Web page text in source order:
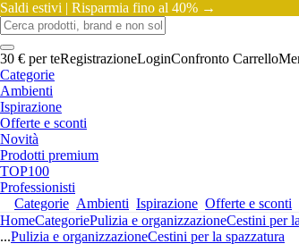
Saldi estivi | Risparmia fino al 40% →
30 € per teRegistrazioneLoginConfronto Carrello
Categorie
Ambienti
Ispirazione
Offerte e sconti
Novità
Prodotti premium
TOP100
Professionisti
Categorie Ambienti Ispirazione Offerte e sconti
HomeCategoriePulizia e organizzazioneCestini per
...Pulizia e organizzazioneCestini per la spazzatura